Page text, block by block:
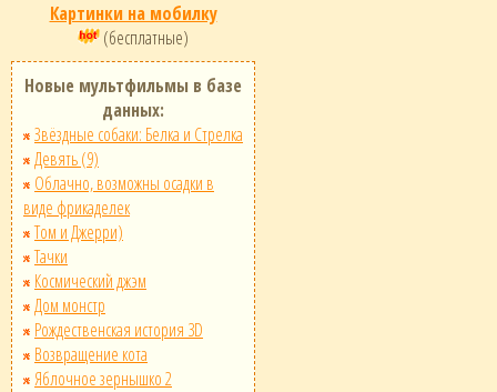
Картинки на мобилку
(бесплатные)
Новые мультфильмы в базе
данных:
Звёздные собаки: Белка и Стрелка
Девять (9)
Облачно, возможны осадки в
виде фрикаделек
Том и Джерри)
Тачки
Космический джэм
Дом монстр
Рождественская история 3D
Возвращение кота
Яблочное зернышко 2